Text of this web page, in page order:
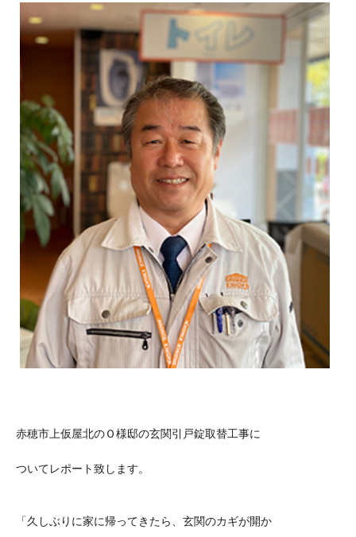
赤穂市上仮屋北のＯ様邸の玄関引戸錠取替工事に
ついてレポート致します。
「久しぶりに家に帰ってきたら、玄関のカギが開か